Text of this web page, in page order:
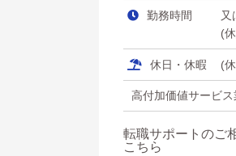
勤務時間
(
休日・休暇 (
高付加価値サービ
転職サポートのご
こちら